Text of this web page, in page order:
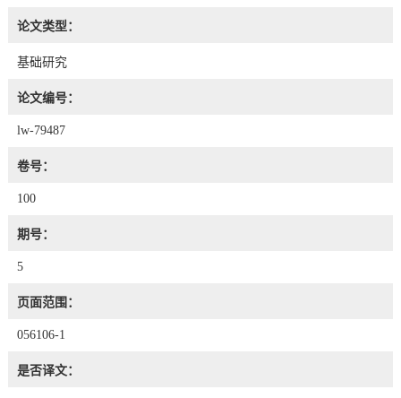
论文类型：
基础研究
论文编号：
lw-79487
卷号：
100
期号：
5
页面范围：
056106-1
是否译文：